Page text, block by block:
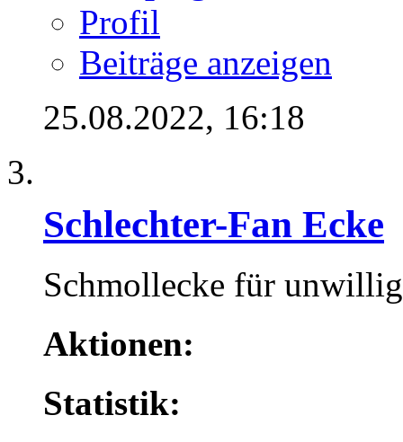
Profil
Beiträge anzeigen
25.08.2022, 16:18
Schlechter-Fan Ecke
Schmollecke für
Aktionen:
Statistik: